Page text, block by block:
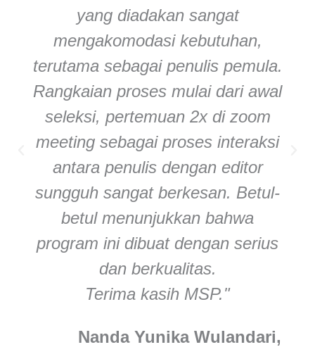
yang diadakan sangat
mengakomodasi kebutuhan,
terutama sebagai penulis pemula.
Rangkaian proses mulai dari awal
seleksi, pertemuan 2x di zoom
meeting sebagai proses interaksi
antara penulis dengan editor
sungguh sangat berkesan. Betul-
betul menunjukkan bahwa
program ini dibuat dengan serius
dan berkualitas.
Terima kasih MSP."
Nanda Yunika Wulandari,